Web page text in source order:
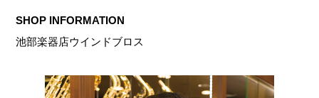
SHOP INFORMATION
池部楽器店ウインドブロス